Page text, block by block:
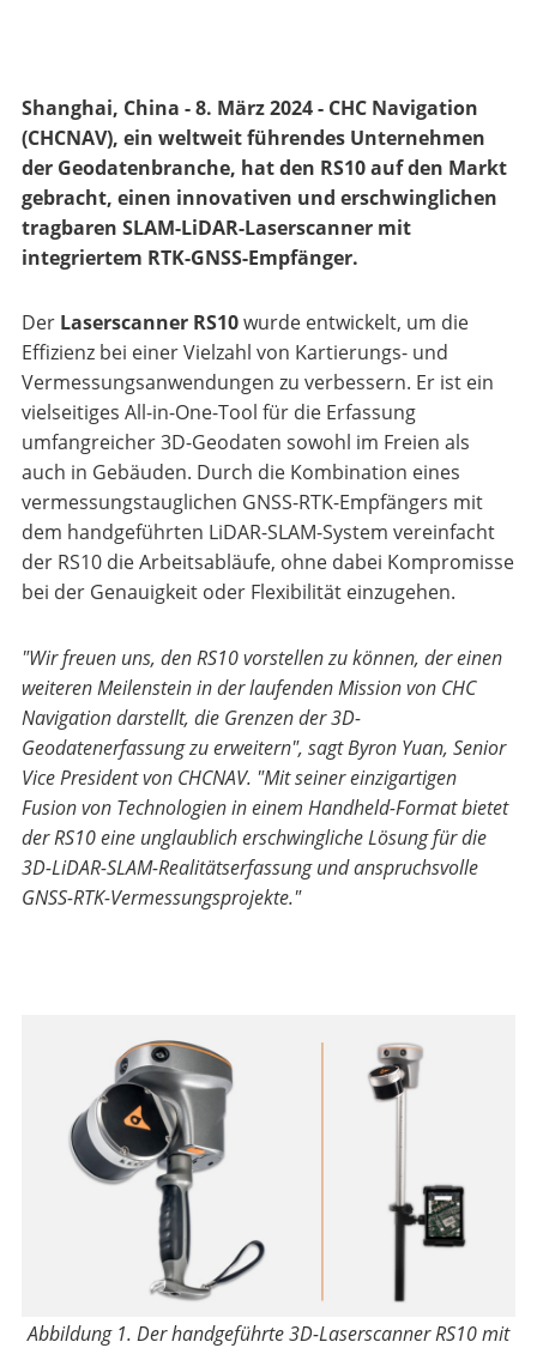
Shanghai, China - 8. März 2024 - CHC Navigation
(CHCNAV), ein weltweit führendes Unternehmen
der Geodatenbranche, hat den RS10 auf den Markt
gebracht, einen innovativen und erschwinglichen
tragbaren SLAM-LiDAR-Laserscanner mit
integriertem RTK-GNSS-Empfänger.
Der Laserscanner RS10wurde entwickelt, um die
Effizienz bei einer Vielzahl von Kartierungs- und
Vermessungsanwendungen zu verbessern. Er ist ein
vielseitiges All-in-One-Tool für die Erfassung
umfangreicher 3D-Geodaten sowohl im Freien als
auch in Gebäuden. Durch die Kombination eines
vermessungstauglichen GNSS-RTK-Empfängers mit
dem handgeführten LiDAR-SLAM-System vereinfacht
der RS10 die Arbeitsabläufe, ohne dabei Kompromisse
bei der Genauigkeit oder Flexibilität einzugehen.
"Wir freuen uns, den RS10 vorstellen zu können, der einen
weiteren Meilenstein in der laufenden Mission von CHC
Navigation darstellt, die Grenzen der 3D-
Geodatenerfassung zu erweitern", sagt Byron Yuan, Senior
Vice President von CHCNAV. "Mit seiner einzigartigen
Fusion von Technologien in einem Handheld-Format bietet
der RS10 eine unglaublich erschwingliche Lösung für die
3D-LiDAR-SLAM-Realitätserfassung und anspruchsvolle
GNSS-RTK-Vermessungsprojekte."
Abbildung 1. Der handgeführte 3D-Laserscanner RS10 mit